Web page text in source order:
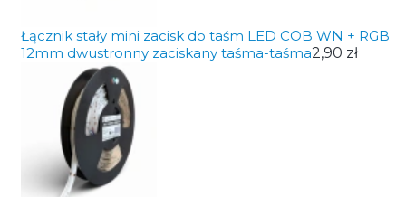
Łącznik stały mini zacisk do taśm LED COB WN + RGB
12mm dwustronny zaciskany taśma-taśma2,90 zł